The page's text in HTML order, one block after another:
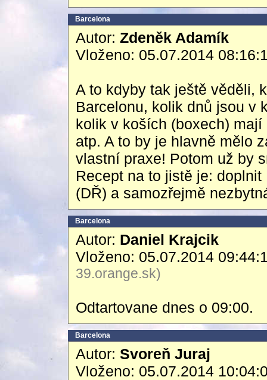
Barcelona
Autor: Zdeněk Adamík
Vloženo: 05.07.2014
A to kdyby tak ještě věděli,
Barcelonu, kolik dnů jsou v
kolik v koších (boxech)
atp. A to by je hlavně mělo
vlastní praxe! Potom už by
Recept na to jistě je:
(DŘ) a samozřejmě
Barcelona
Autor: Daniel Krajcik
Vloženo: 05.07.2014
39.orange.sk)
Odtartovane dnes o 09:00.
Barcelona
Autor: Svoreň Juraj
Vloženo: 05.07.2014